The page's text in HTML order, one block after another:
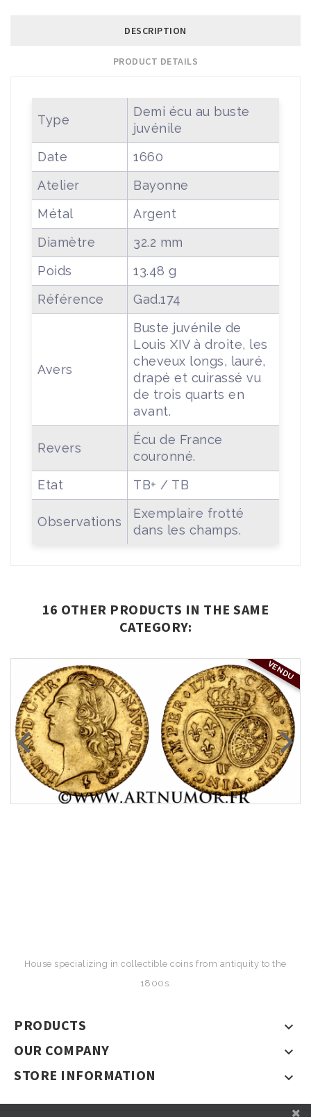
DESCRIPTION
PRODUCT DETAILS
Type
Demi écu au buste
juvénile
Date
1660
Atelier
Bayonne
Métal
Argent
Diamètre
32.2 mm
Poids
13.48 g
Référence
Gad.174
Avers
Buste juvénile de
Louis XIV à droite, les
cheveux longs, lauré,
drapé et cuirassé vu
de trois quarts en
avant.
Revers
Écu de France
couronné.
Etat
TB+ / TB
Observations
Exemplaire frotté
dans les champs.
16 OTHER PRODUCTS IN THE SAME
CATEGORY:
VENDU
House specializing in collectible coins from antiquity to the
1800s.
PRODUCTS 
OUR COMPANY 
STORE INFORMATION 